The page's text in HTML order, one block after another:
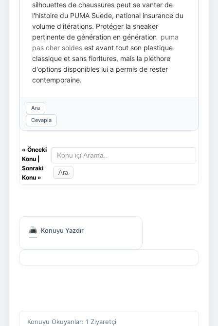
silhouettes de chaussures peut se vanter de
l'histoire du PUMA Suede, national insurance du
volume d'itérations. Protéger la sneaker
pertinente de génération en génération puma
pas cher soldesest avant tout son plastique
classique et sans fioritures, mais la pléthore
d'options disponibles lui a permis de rester
contemporaine.
Ara
Cevapla
« Önceki
Konu|
Sonraki
Konu»
Konuyu Yazdır
Konuyu Okuyanlar: 1 Ziyaretçi